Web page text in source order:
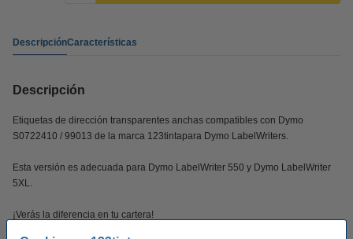
DescripciónCaracterísticas
Descripción
Etiquetas de dirección transparentes anchas compatibles con Dymo
S0722410 / 99013 de la marca 123tintapara Dymo LabelWriters.
Esta versión es adecuada para Dymo LabelWriter 550 y Dymo LabelWriter
5XL.
¡Verás la diferencia en tu cartera!